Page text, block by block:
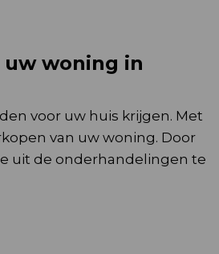
woning in
voor uw huis krijgen. Met
van uw woning. Door
uit de onderhandelingen te